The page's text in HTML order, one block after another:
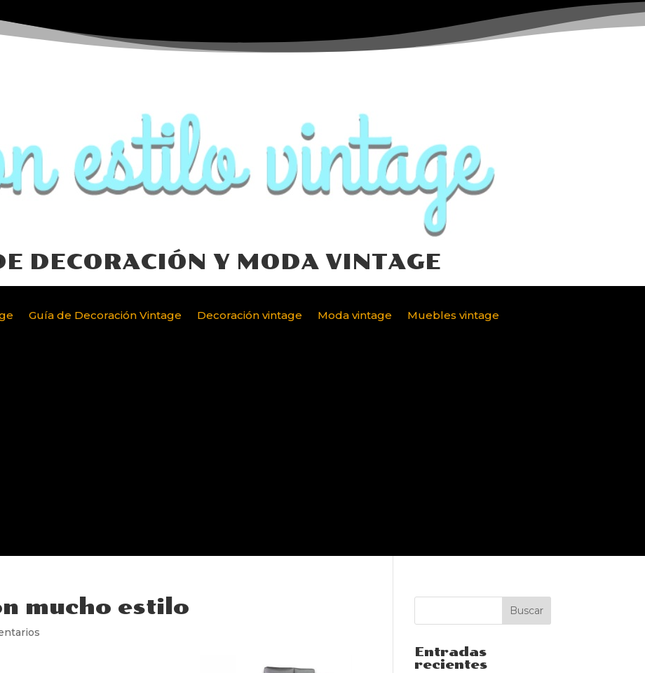
DECORACIÓN Y MODA VINTAGE
Guía de Decoración Vintage Decoración vintage Moda vintage Muebles vintage
mucho estilo
Entradas
recientes